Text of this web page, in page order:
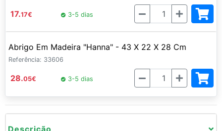
17.17€ 3-5 dias Quantidade
Abrigo Em Madeira "Hanna" - 43 X 22 X 28 Cm
Referência: 33606
28.05€ 3-5 dias Quantidade
Descrição